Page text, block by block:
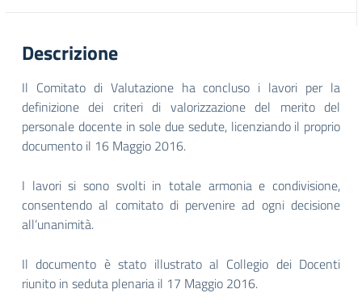
Descrizione
Il Comitato di Valutazione ha concluso i lavori per la
definizione dei criteri di valorizzazione del merito del
personale docente in sole due sedute, licenziando il proprio
documento il 16 Maggio 2016.
I lavori si sono svolti in totale armonia e condivisione,
consentendo al comitato di pervenire ad ogni decisione
all’unanimità.
Il documento è stato illustrato al Collegio dei Docenti
riunito in seduta plenaria il 17 Maggio 2016.